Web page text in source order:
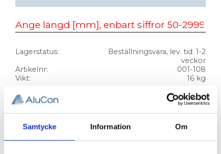
Samtycke Information Om
Lagerstatus
Beställningsvara, lev. tid: 1-2
veckor
Artikelnr
001-108
Vikt
16 kg
ALUMINIUMPROFIL 44 X 132. Tung.
T-SPÅR 11
3D step-fil:Här kan du hämta en 3D step-fil